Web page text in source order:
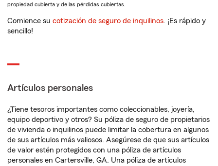
propiedad cubierta y de las pérdidas cubiertas.
Comience su cotización de seguro de inquilinos. ¡Es rápido y
sencillo!
Artículos personales
¿Tiene tesoros importantes como coleccionables, joyería,
equipo deportivo y otros? Su póliza de seguro de propietarios
de vivienda o inquilinos puede limitar la cobertura en algunos
de sus artículos más valiosos. Asegúrese de que sus artículos
de valor estén protegidos con una póliza de artículos
personales en Cartersville, GA. Una póliza de artículos